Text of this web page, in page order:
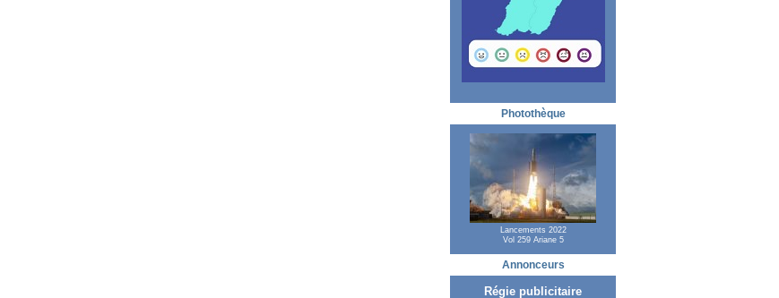
Photothèque
Lancements 2022
Vol 259 Ariane 5
Annonceurs
Régie publicitaire